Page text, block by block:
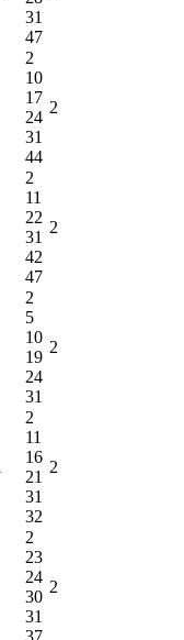
31
47
2
10
17
24
31
44
2
2
11
22
31
42
47
2
2
5
10
19
24
31
2
2
11
16
21
31
32
2
2
23
24
30
31
37
2